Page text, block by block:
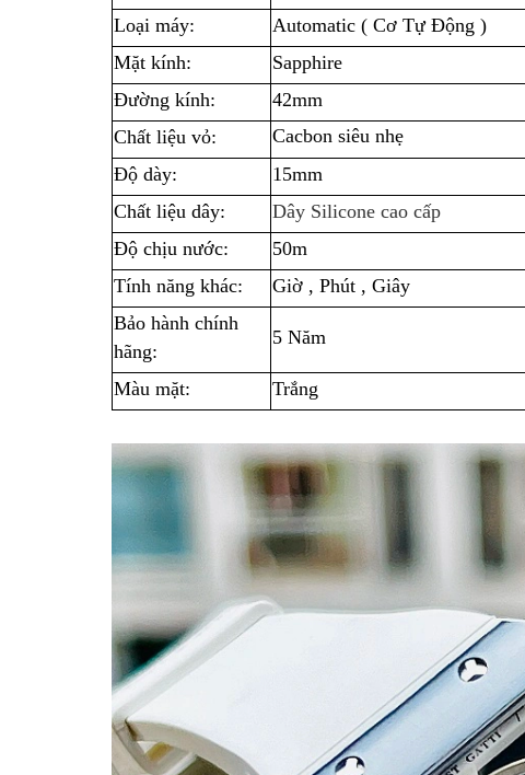
Loại máy:
Automatic ( Cơ Tự Động )
Mặt kính:
Sapphire
Đường kính:
42mm
Chất liệu vỏ:
Cacbon siêu nhẹ
Độ dày:
15mm
Chất liệu dây:
Dây Silicone cao cấp
Độ chịu nước:
50m
Tính năng khác:
Giờ , Phút , Giây
Bảo hành chính
hãng:
5 Năm
Màu mặt: Trắng